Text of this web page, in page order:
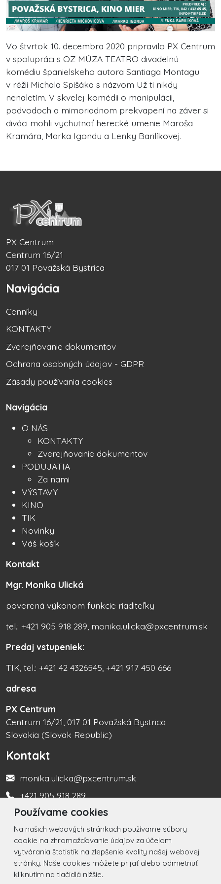
Vo štvrtok 10. decembra 2020 pripravilo PX Centrum
v spolupráci s OZ MÚZA TEATRO divadelnú
komédiu španielskeho autora Santiaga Montagu
v réžii Michala Spišáka s názvom Už ti nikdy
nenaletím. V skvelej komédii o manipulácii,
podvodoch a mimoriadnom prekvapení na záver si
diváci mohli vychutnať herecké umenie Maroša
Kramára, Marka Igondu a Lenky Barilíkovej.
Používame cookies
Na našich webových stránkach používame súbory
cookie na zhromažďovanie údajov za účelom
vytvárania štatistík na zlepšenie kvality našej webovej
stránky. Naše cookies môžete prijať alebo odmietnuť
kliknutím na tlačidlá nižšie.
PX Centrum
Centrum 16/21
017 01 Považská Bystrica
Navigácia
Cenníky
KONTAKTY
Zverejňovanie dokumentov
Ochrana osobných údajov - GDPR
Zásady používania cookies
Navigácia
O NÁS
KONTAKTY
Zverejňovanie dokumentov
PODUJATIA
Za nami
VÝSTAVY
KINO
TIK
Novinky
Váš košík
Kontakt
Mgr. Monika Ulická
poverená výkonom funkcie riaditeľky
tel.: +421 905 918 289, monika.ulicka@pxcentrum.sk
Predaj vstupeniek:
TIK, tel.: +421 42 4326545, +421 917 450 666
adresa
PX Centrum
Centrum 16/21, 017 01 Považská Bystrica
Slovakia (Slovak Republic)
Kontakt
monika.ulicka@pxcentrum.sk
+421 905 918 289
Turistická informačná kancelária +421 917 450 666
Social
Facebook
Instagram